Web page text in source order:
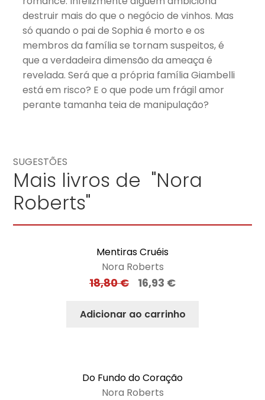
destruir mais do que o negócio de vinhos. Mas
só quando o pai de Sophia é morto e os
membros da família se tornam suspeitos, é
que a verdadeira dimensão da ameaça é
revelada. Será que a própria família Giambelli
está em risco? E o que pode um frágil amor
perante tamanha teia de manipulação?
SUGESTÕES
Mais livros de "Nora
Roberts"
Mentiras Cruéis
Nora Roberts
18,80€ 16,93 €
Adicionar ao carrinho
Do Fundo do Coração
Nora Roberts